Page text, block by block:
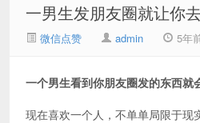
一男生发朋友圈就让你
微信点赞 admin 5年
一个男生看到你朋友圈发的东西就
现在喜欢一个人，不单单局限于